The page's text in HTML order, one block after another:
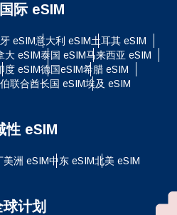
际 eSIM
eSIM意大利 eSIM土耳其 eSIM
大 eSIM泰国 eSIM马来西亚 eSIM
度 eSIM德国eSIM希腊 eSIM
联合酋长国 eSIM埃及 eSIM
性 eSIM
美洲 eSIM中东 eSIM北美 eSIM
球计划